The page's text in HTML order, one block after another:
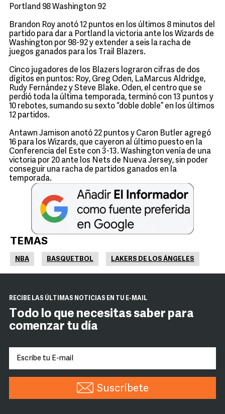
Portland 98 Washington 92
Brandon Roy anotó 12 puntos en los últimos 8 minutos del
partido para dar a Portland la victoria ante los Wizards de
Washington por 98-92 y extender a seis la racha de
juegos ganados para los Trail Blazers.
Cinco jugadores de los Blazers lograron cifras de dos
dígitos en puntos: Roy, Greg Oden, LaMarcus Aldridge,
Rudy Fernández y Steve Blake. Oden, el centro que se
perdió toda la última temporada, terminó con 13 puntos y
10 rebotes, sumando su sexto “doble doble” en los últimos
12 partidos.
Antawn Jamison anotó 22 puntos y Caron Butler agregó
16 para los Wizards, que cayeron al último puesto en la
Conferencia del Este con 3-13. Washington venía de una
victoria por 20 ante los Nets de Nueva Jersey, sin poder
conseguir una racha de partidos ganados en la
temporada.
TEMAS
NBA BASQUETBOL LAKERS DE LOS ÁNGELES
RECIBE LAS ÚLTIMAS NOTICIAS EN TU E-MAIL
Todo lo que necesitas saber para
comenzar tu día
Suscríbete